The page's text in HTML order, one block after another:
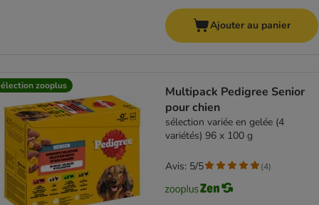
Ajouter au panier
zooplus
Multipack Pedigree Senior
pour chien
sélection variée en gelée (4
variétés) 96 x 100 g
Avis: 5/5 (4)